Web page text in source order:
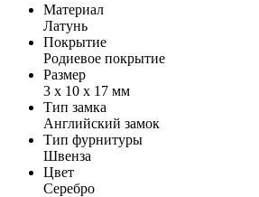
Материал
Латунь
Покрытие
Родиевое покрытие
Размер
3 х 10 х 17 мм
Тип замка
Английский замок
Тип фурнитуры
Швенза
Цвет
Серебро